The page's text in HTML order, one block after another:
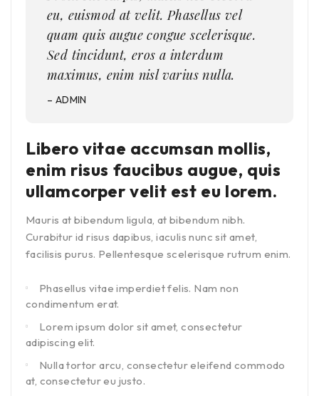
eu, euismod at velit. Phasellus vel
quam quis augue congue scelerisque.
Sed tincidunt, eros a interdum
maximus, enim nisl varius nulla.
– ADMIN
Libero vitae accumsan mollis,
enim risus faucibus augue, quis
ullamcorper velit est eu lorem.
Mauris at bibendum ligula, at bibendum nibh.
Curabitur id risus dapibus, iaculis nunc sit amet,
facilisis purus. Pellentesque scelerisque rutrum enim.
Phasellus vitae imperdiet felis. Nam non
condimentum erat.
Lorem ipsum dolor sit amet, consectetur
adipiscing elit.
Nulla tortor arcu, consectetur eleifend commodo
at, consectetur eu justo.